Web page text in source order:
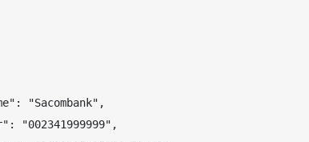
"Sacombank",
"002341999999",